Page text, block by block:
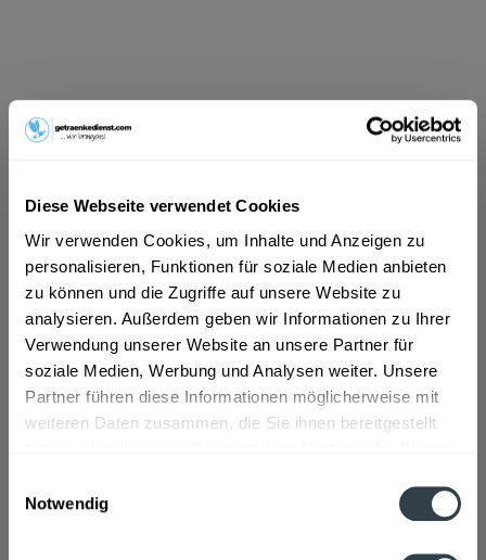
Diese Webseite verwendet Cookies
Wir verwenden Cookies, um Inhalte und Anzeigen zu
personalisieren, Funktionen für soziale Medien anbieten
zu können und die Zugriffe auf unsere Website zu
analysieren. Außerdem geben wir Informationen zu Ihrer
Verwendung unserer Website an unsere Partner für
soziale Medien, Werbung und Analysen weiter. Unsere
Partner führen diese Informationen möglicherweise mit
weiteren Daten zusammen, die Sie ihnen bereitgestellt
Notwendig
ab 101,01 € *
Vorrätig
MEHRWEG
+30,00 € Pfand
In den Warenkorb
Artikel-Nr.:
34286
Verfügbar in: